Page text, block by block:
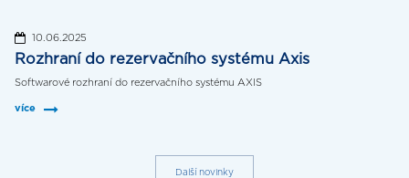
10.06.2025
Rozhraní do rezervačního systému Axis
Softwarové rozhraní do rezervačního systému AXIS
více
Další novinky